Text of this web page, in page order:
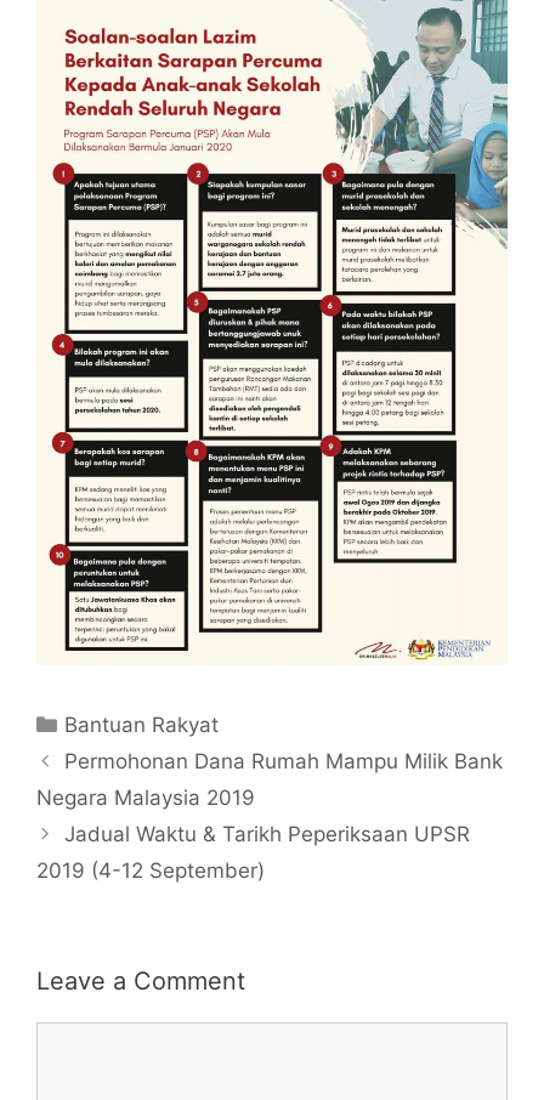
Categories
Bantuan Rakyat
Permohonan Dana Rumah Mampu Milik Bank
Negara Malaysia 2019
Jadual Waktu & Tarikh Peperiksaan UPSR
2019 (4-12 September)
Leave a Comment